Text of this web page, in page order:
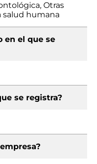
Otras
salud humana
en el que se
se registra?